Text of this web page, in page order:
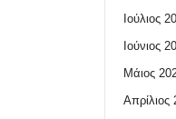
Ιούλιος
Ιούνιος
Μάιος
Απρίλιος